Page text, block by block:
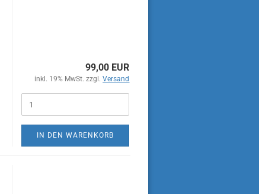
99,00 EUR
inkl. 19% MwSt. zzgl.Versand
IN DEN WARENKORB